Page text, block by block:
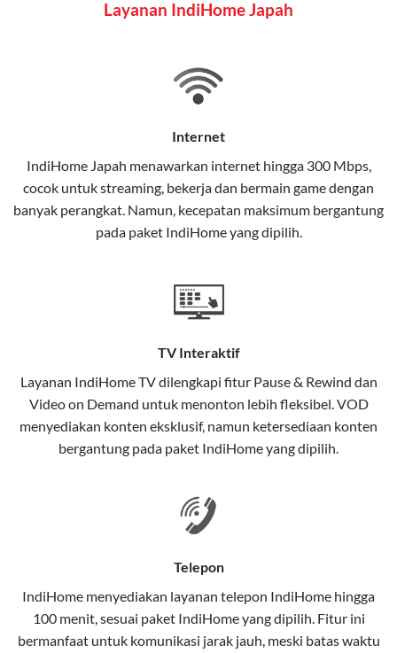
pengguna rumah dan bisnis.
stabil, dan memiliki berbagai pilihan paket IndiHome
Selain internet, layanan IndiHome juga mencakup TV
interaktif (IndiHome TV) dan telepon rumah dalam
satu paket.
Teknologi di Balik WiFi IndiHome
Wifi IndiHome menggunakan teknologi Fiber To The
menggunakan kabel serat optik hingga ke rumah
pelanggan. Teknologi ini memiliki beberapa
keunggulan:
Kecepatan Tinggi
dibandingkan kabel tembaga atau DSL.
elektromagnetik, sehingga koneksi tetap lancar.
Latensi Rendah
Layanan IndiHome Japah
Internet
IndiHome Japah menawarkan internethingga 300 Mbps,
cocok untuk streaming, bekerja dan bermain game dengan
banyak perangkat. Namun, kecepatan maksimum bergantung
pada paket IndiHome yang dipilih.
TV Interaktif
Layanan IndiHome TVdilengkapi fitur Pause & Rewind dan
Video on Demand untuk menonton lebih fleksibel. VOD
menyediakan konten eksklusif, namun ketersediaan konten
bergantung pada paket IndiHome yang dipilih.
Telepon
IndiHome menyediakan layanan telepon IndiHome hingga
100 menit, sesuai paket IndiHome yang dipilih. Fitur ini
bermanfaat untuk komunikasi jarak jauh, meski batas waktu